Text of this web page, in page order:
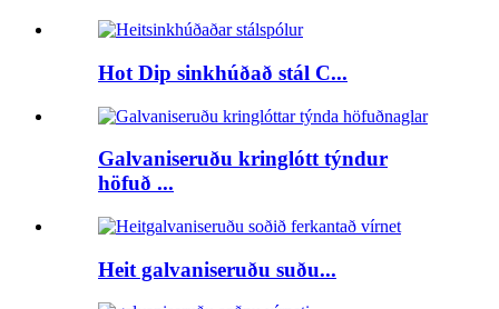
Hot Dip sinkhúðað stál C...
Galvaniseruðu kringlótt týndur
höfuð ...
Heit galvaniseruðu suðu...